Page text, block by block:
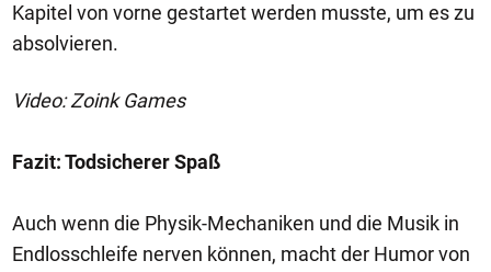
Kapitel von vorne gestartet werden musste, um es zu
absolvieren.
Video: Zoink Games
Fazit: Todsicherer Spaß
Auch wenn die Physik-Mechaniken und die Musik in
Endlosschleife nerven können, macht der Humor von